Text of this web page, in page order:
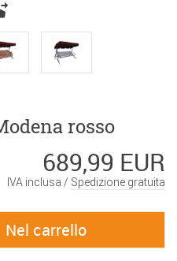
rosso
689,99 EUR
IVA inclusa / Spedizione gratuita